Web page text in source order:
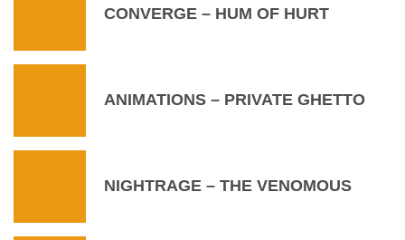
CONVERGE – HUM OF HURT
ANIMATIONS – PRIVATE GHETTO
NIGHTRAGE – THE VENOMOUS